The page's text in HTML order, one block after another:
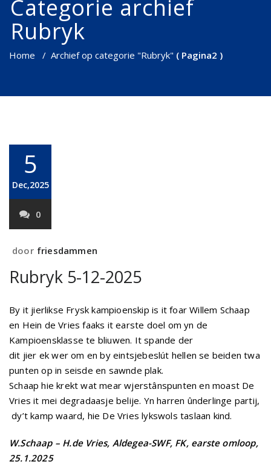
Categorie archief
Rubryk
Home / Archief op categorie "Rubryk" ( Pagina2 )
5
Dec,2025
0
door friesdammen
Rubryk 5-12-2025
By it jierlikse Frysk kampioenskip is it foar Willem Schaap
en Hein de Vries faaks it earste doel om yn de
Kampioensklasse te bliuwen. It spande der
dit jier ek wer om en by eintsjebeslút hellen se beiden twa
punten op in seisde en sawnde plak.
Schaap hie krekt wat mear wjerstânspunten en moast De
Vries it mei degradaasje belije. Yn harren ûnderlinge partij,
dy’t kamp waard, hie De Vries lykswols taslaan kind.
W.Schaap – H.de Vries, Aldegea-SWF, FK, earste omloop,
25.1.2025